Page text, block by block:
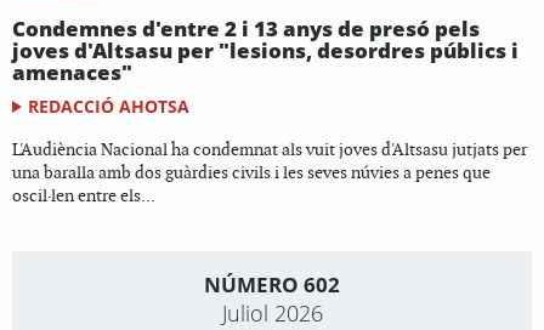
Condemnes d'entre 2 i 13 anys de presó pels
joves d'Altsasu per "lesions, desordres públics i
amenaces"
REDACCIÓ AHOTSA
L'Audiència Nacional ha condemnat als vuit joves d'Altsasu jutjats per
una baralla amb dos guàrdies civils i les seves núvies a penes que
oscil·len entre els...
NÚMERO 602
Juliol 2026